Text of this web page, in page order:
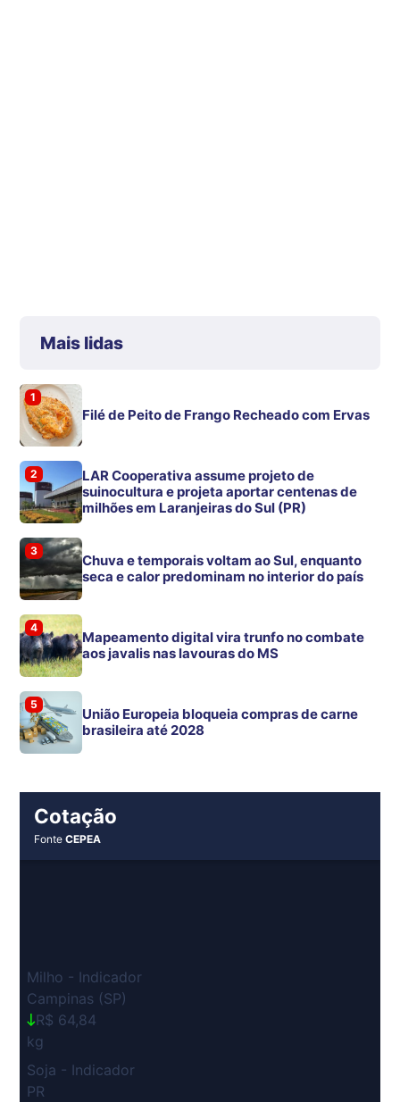
Mais lidas
1
Filé de Peito de Frango Recheado com Ervas
2
LAR Cooperativa assume projeto de
suinocultura e projeta aportar centenas de
milhões em Laranjeiras do Sul (PR)
3
Chuva e temporais voltam ao Sul, enquanto
seca e calor predominam no interior do país
4
Mapeamento digital vira trunfo no combate
aos javalis nas lavouras do MS
5
União Europeia bloqueia compras de carne
brasileira até 2028
Cotação
FonteCEPEA
Milho - Indicador
Campinas (SP)
R$ 64,84
kg
Soja - Indicador
PR